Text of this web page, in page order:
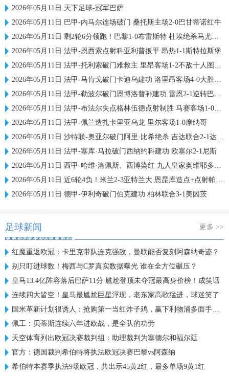
2026年05月11日 天下足球-冠军巴萨
2026年05月11日 巴甲-内马尔连场破门 桑托斯主场2-0巴甘蒂诺红牛
2026年05月11日 剩2轮6分领跑！巴黎1-0布雷斯特 杜埃绝杀马尤卢中框卢卡斯送助攻
2026年05月11日 法甲-恩西索点射科亚利普扳平 昂热1-1斯特拉斯堡
2026年05月11日 法甲-托利索破门难救主 里昂客场1-2不敌十人图卢兹
2026年05月11日 法甲-马肯戈破门卡迪乌建功 洛里昂客场4-0大胜梅斯
2026年05月11日 法甲-勒波尔破门恩博洛替补建功 雷恩2-1逆转巴黎FC
2026年05月11日 法甲-布法尔失点格林伍德点射制胜 马赛客场1-0勒阿弗尔
2026年05月11日 法甲-佩兰造扎卡里亚乌龙 里尔客场1-0摩纳哥
2026年05月11日 沙特联-奥亚尔破门阿里·比希绝杀 吉达联合2-1达马克
2026年05月11日 法甲-塞库·马拉破门西纳约科建功 欧塞尔2-1尼斯
2026年05月11日 西甲-哈维·洛佩斯、西博染红 九人皇家奥维耶多0-0赫塔费
2026年05月11日 近6轮4负！米兰2-3亚特兰大 恩昆库造点+点射帕夫洛维奇破门
2026年05月11日 德甲-伊利奇破门伯克建功 柏林联合3-1美因茨
足球新闻 更多 >>
红魔重返欧冠：卡里克带队连克强敌，曼联能否复刻阿森纳奇迹？
别只盯进球数！梅西与C罗真实数据曝光 谁在全方位碾压？
皇马13.4亿阵容落后巴萨11分 尴尬登顶未夺冠最高身价榜！成笑话
连续四大皆空！皇马最尴尬巨星浮现，老东家高歌猛进，球迷笑了
国米革新计划很诱人：抢购第一当红炸子鸡，赢下利物浦多面手信任
佩工：贝蒂斯连续六年进欧战，是全队的功劳
天空体育列出欧冠决赛裁判组：助理裁判为塞德尔和福尔廷
官方：德国裁判希伯特将执法欧冠决赛巴黎vs阿森纳
希伯特本赛季执法9场欧冠，共出示45黄2红，最多单场9黄1红